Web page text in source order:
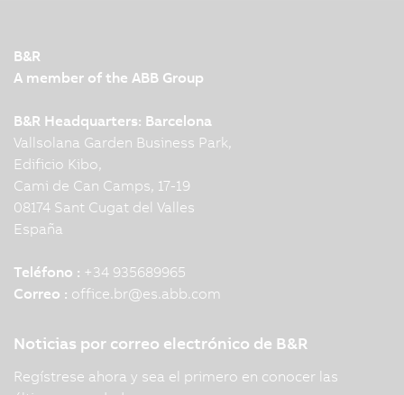
B&R
A member of the ABB Group
B&R Headquarters: Barcelona
Vallsolana Garden Business Park,
Edificio Kibo,
Cami de Can Camps, 17-19
08174 Sant Cugat del Valles
España
Teléfono : +34 935689965
Correo : office.br@es.abb.com
Noticias por correo electrónico de B&R
Regístrese ahora y sea el primero en conocer las